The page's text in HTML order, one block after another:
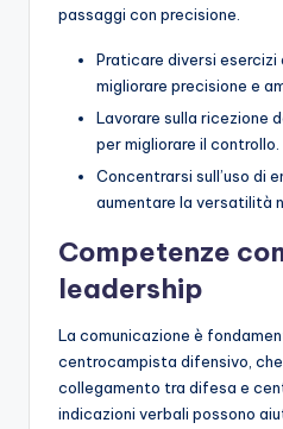
passaggi con precisione.
Praticare diversi esercizi
migliorare precisione e
Lavorare sulla ricezione
per migliorare il controllo.
Concentrarsi sull’uso di
aumentare la versatilità
Competenze
leadership
La comunicazione è
centrocampista difensivo,
collegamento tra difesa e
indicazioni verbali possono